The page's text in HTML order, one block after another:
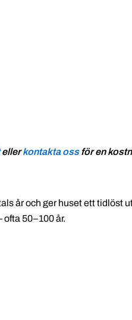
ellerkontakta ossför en
år och ger huset ett tidlöst
50–100 år.